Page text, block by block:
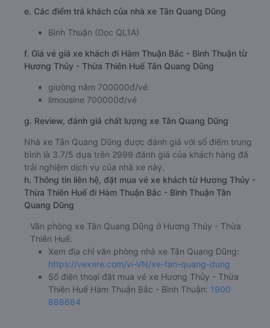
e. Các điểm trả khách của nhà xe Tân Quang Dũng
Bình Thuận (Dọc QL1A)
f. Giá vé giá xe khách đi Hàm Thuận Bắc - Bình Thuận từ
Hương Thủy - Thừa Thiên Huế Tân Quang Dũng
giường nằm 700000đ/vé
limousine 700000đ/vé
g. Review, đánh giá chất lượng xe Tân Quang Dũng
Nhà xe Tân Quang Dũng được đánh giá với số điểm trung
bình là 3.7/5 dựa trên 2999 đánh giá của khách hàng đã
trải nghiệm dịch vụ của nhà xe này.
h. Thông tin liên hệ, đặt mua vé xe khách từ Hương Thủy -
Thừa Thiên Huế đi Hàm Thuận Bắc - Bình Thuận Tân
Quang Dũng
Văn phòng xe Tân Quang Dũng ở Hương Thủy - Thừa
Thiên Huế:
Xem địa chỉ văn phòng nhà xe Tân Quang Dũng:
https://vexere.com/vi-VN/xe-tan-quang-dung
Số điện thoại đặt mua vé xe Hương Thủy - Thừa
Thiên Huế Hàm Thuận Bắc - Bình Thuận: 1900
888684